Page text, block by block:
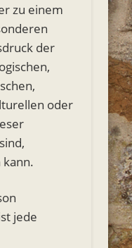
zu einem
der
oder
jede